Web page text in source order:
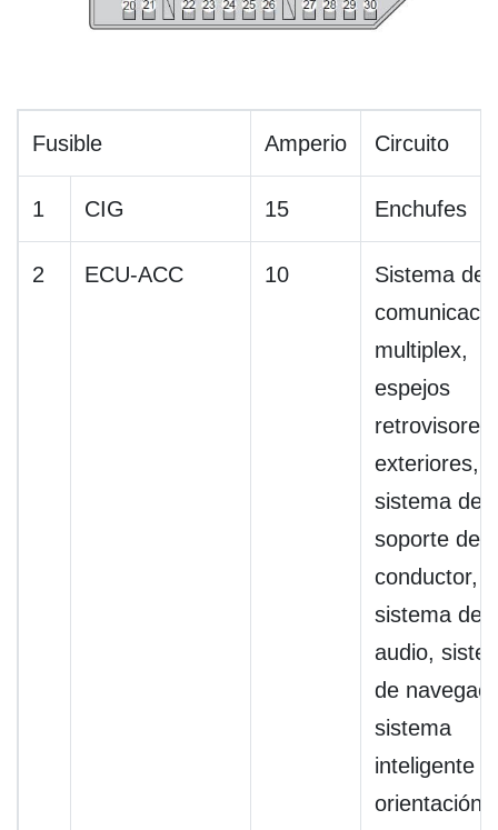
Fusible Amperio Circuito
1 CIG 15 Enchufes
2 ECU-ACC 10
Sistema de
multiplex,
espejos
retrovisores
exteriores,
sistema de
soporte del
conductor,
sistema de
audio,
de
sistema
inteligente
orientación